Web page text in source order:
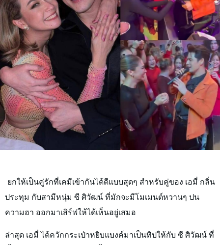
ยกให้เป็นคู่รักที่เคมีเข้ากันได้ดีแบบสุดๆ สำหรับคู่ของ เอมี่ กลิ่น
ประทุม กับสามีหนุ่ม ซี ศิวัฒน์ ที่มักจะมีโมเมนต์หวานๆ ปน
ความฮา ออกมาเสิร์ฟให้ได้เห็นอยู่เสมอ
ล่าสุด เอมี่ ได้ควักกระเป๋าหยิบแบงค์มาเป็นทิปให้กับ ซี ศิวัฒน์ ที่